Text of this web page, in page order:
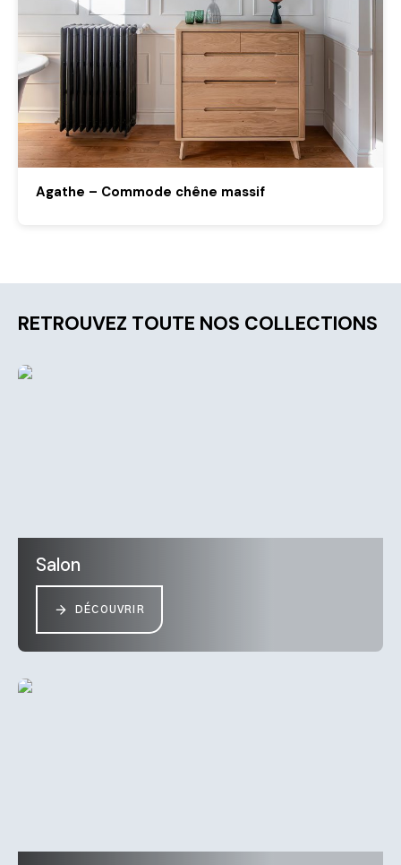
Agathe – Commode chêne massif
RETROUVEZ TOUTE NOS COLLECTIONS
Salon
DÉCOUVRIR